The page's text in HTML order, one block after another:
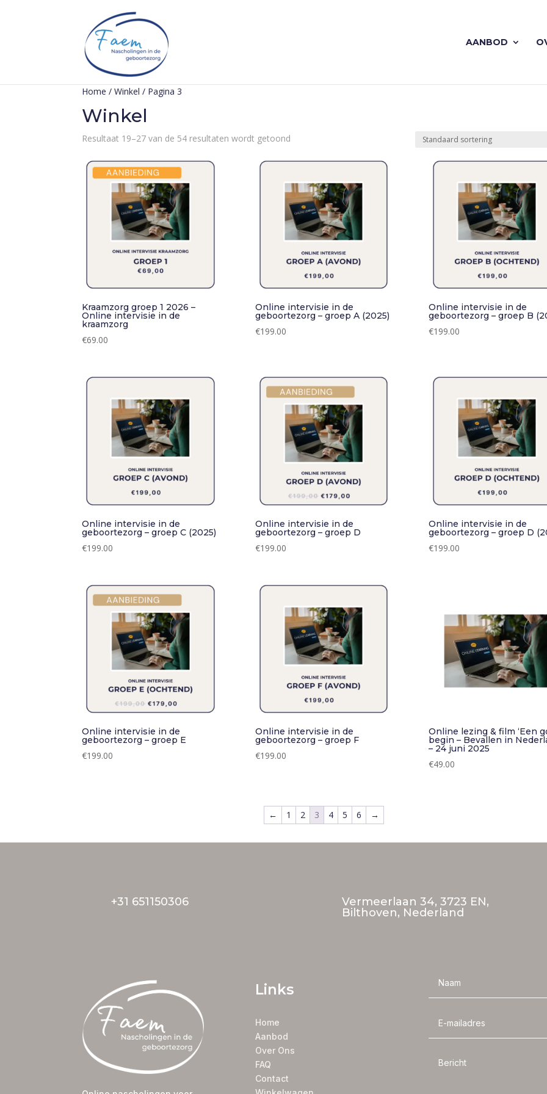
AANBOD
Home /Winkel / Pagina 3
Winkel
Resultaat 19–27 van de 54 resultaten wordt getoond
Kraamzorg groep 1 2026 –
Online intervisie in de
kraamzorg
€69.00
Online intervisie in de
geboortezorg – groep A (2025)
€199.00
Online intervisie in de
geboortezorg – groep B
€199.00
Online intervisie in de
geboortezorg – groep C (2025)
€199.00
Online intervisie in de
geboortezorg – groep D
€199.00
Online intervisie in de
geboortezorg – groep D
€199.00
Online intervisie in de
geboortezorg – groep E
€199.00
Online intervisie in de
geboortezorg – groep F
€199.00
Online lezing & film ‘Een
begin – Bevallen in
– 24 juni 2025
€49.00
← 1 2 3 4 5 6 →
+31 651150306
Vermeerlaan 34, 3723 EN,
Bilthoven, Nederland
Links
Home
Aanbod
Over Ons
FAQ
Contact